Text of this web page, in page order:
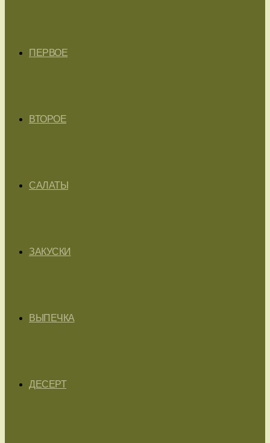
ПЕРВОЕ
ВТОРОЕ
САЛАТЫ
ЗАКУСКИ
ВЫПЕЧКА
ДЕСЕРТ